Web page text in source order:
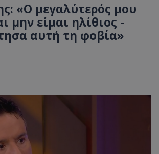
«Ο μεγαλύτερός μου
μην είμαι ηλίθιος -
αυτή τη φοβία»